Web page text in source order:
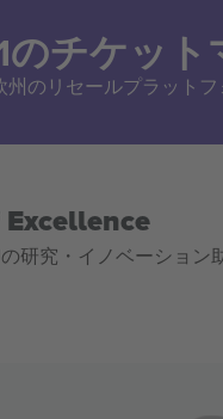
のチケッ
州のリセールプラット
研究・イノベーショ